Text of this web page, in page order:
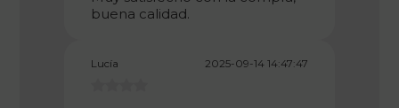
buena calidad.
Lucía 2025-09-14 14:47:47